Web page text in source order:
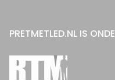
PRETMETLED.NL IS